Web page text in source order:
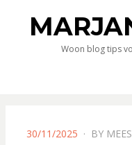
Woon blog tips
POSTED
30/11/2025 BY MEES